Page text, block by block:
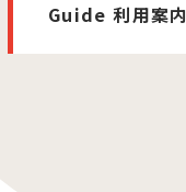
Guide 利用案内